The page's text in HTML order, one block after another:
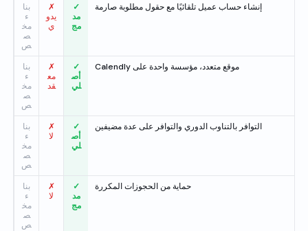
إنشاء حساب عميل تلقائيًا مع حقول مطلوبة صارمة
✓
مد
مج
✗
يدو
ي
بنا
ء
مخ
ص
ص
موقع متعدد، مؤسسة واحدة على Calendly
✓
أص
لي
✗
مع
قد
بنا
ء
مخ
ص
ص
التوافر بالتناوب الدوري والتوافر على عدة مضيفين
✓
أص
لي
✗
لا
بنا
ء
مخ
ص
ص
حماية من الحجوزات المكررة
✓
مد
مج
✗
لا
بنا
ء
مخ
ص
ص